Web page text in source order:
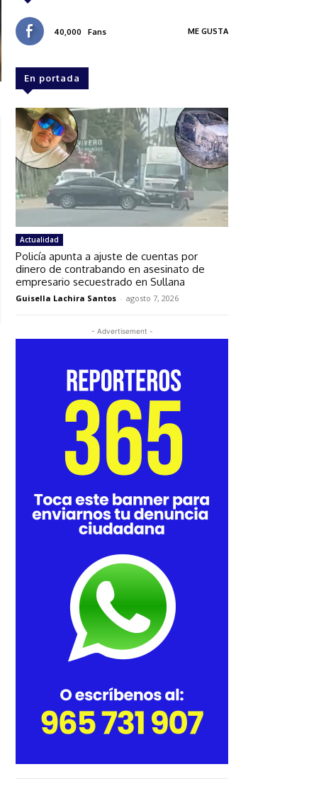
40,000 Fans ME GUSTA
En portada
Actualidad
Policía apunta a ajuste de cuentas por
dinero de contrabando en asesinato de
empresario secuestrado en Sullana
Guisella Lachira Santos - agosto 7, 2026
- Advertisement -